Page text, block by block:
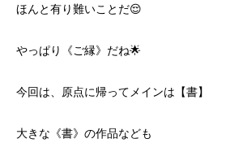
ほんと有り難いことだ😌
やっぱり《ご縁》だね🌟
今回は、原点に帰ってメインは【書】
大きな《書》の作品なども